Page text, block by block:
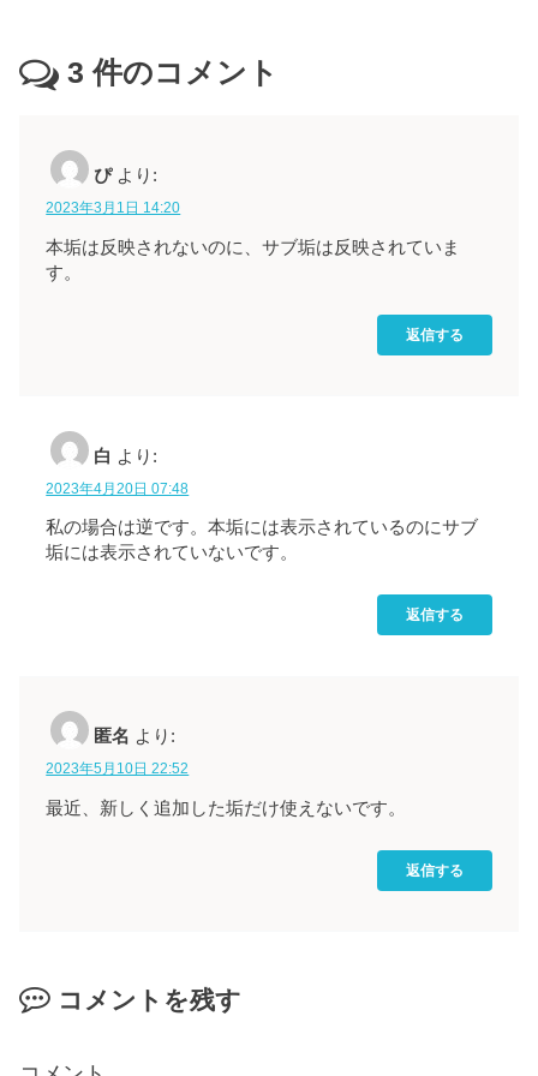
3 件のコメント
ぴ より:
2023年3月1日 14:20
本垢は反映されないのに、サブ垢は反映されていま
す。
返信する
白 より:
2023年4月20日 07:48
私の場合は逆です。本垢には表示されているのにサブ
垢には表示されていないです。
返信する
匿名 より:
2023年5月10日 22:52
最近、新しく追加した垢だけ使えないです。
返信する
コメントを残す